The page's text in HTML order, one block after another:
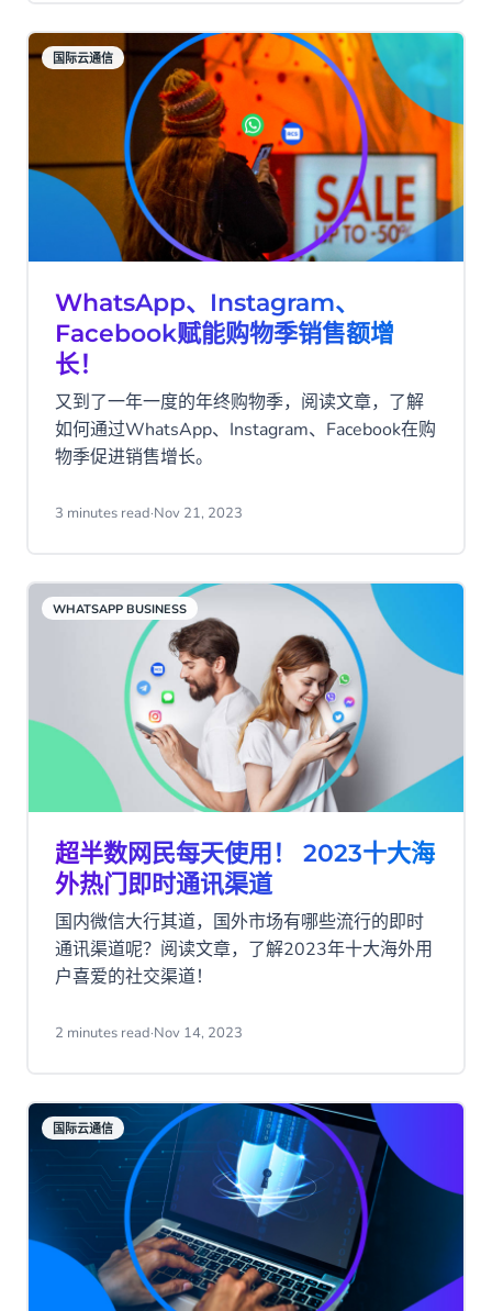
国际云通信
WhatsApp、Instagram、
Facebook赋能购物季销售额增
长！
又到了一年一度的年终购物季，阅读文章，了解
如何通过WhatsApp、Instagram、Facebook在购
物季促进销售增长。
3 minutes read·Nov 21, 2023
WHATSAPP BUSINESS
超半数网民每天使用！ 2023十大海
外热门即时通讯渠道
国内微信大行其道，国外市场有哪些流行的即时
通讯渠道呢？阅读文章，了解2023年十大海外用
户喜爱的社交渠道！
2 minutes read·Nov 14, 2023
国际云通信